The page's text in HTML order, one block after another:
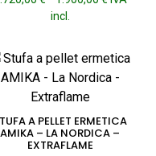
1.720,00
a
incl.
A PELLET ERMETICA
AMIKA – LA NORDICA –
EXTRAFLAME